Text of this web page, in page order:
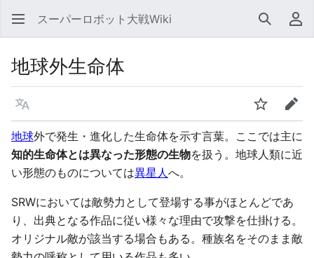
スーパーロボット大戦Wiki 検索 利
地球外生命体
言語 ウォッチ編集
地球外で発生・進化した生命体を示す言葉。ここでは主に
知的生命体とは異なった形態の生物を扱う。地球人類に近
い形態のものについては異星人へ。
SRWにおいては敵勢力として登場する事がほとんどであ
り、出典となる作品に従い様々な理由で攻撃を仕掛ける。
オリジナル敵が該当する場合もある。種族名をそのまま敵